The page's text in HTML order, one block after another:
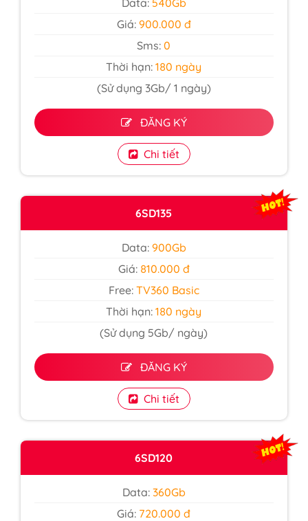
Giá: 900.000 đ
Sms:0
Thời hạn: 180 ngày
(Sử dụng 3Gb/ 1 ngày)
ĐĂNG KÝ
Chi tiết
6SD135
Data:900Gb
Giá: 810.000 đ
Free: TV360 Basic
Thời hạn: 180 ngày
(Sử dụng 5Gb/ ngày)
ĐĂNG KÝ
Chi tiết
6SD120
Data:360Gb
Giá: 720.000 đ